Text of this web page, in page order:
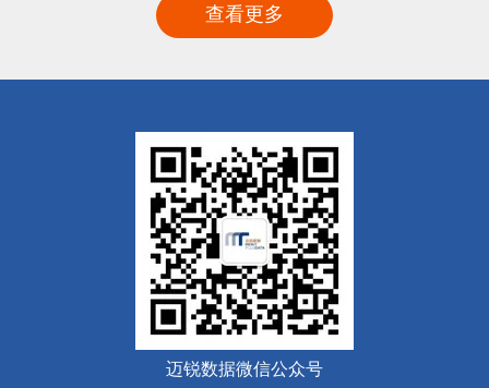
查看更多
迈锐数据微信公众号